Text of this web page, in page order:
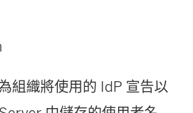
組織將使用的 IdP 宣告以